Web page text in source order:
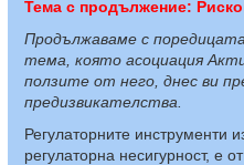
Тема с продължение:
Продължаваме с
тема, която асоциация
ползите от него, днес ви
предизвикателства.
Регулаторните инструменти
регулаторна несигурност, е